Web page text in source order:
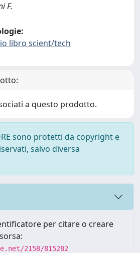
F.
libro scient/tech
a questo prodotto.
sono protetti da copyright e
salvo diversa
per citare o creare
2158/815282